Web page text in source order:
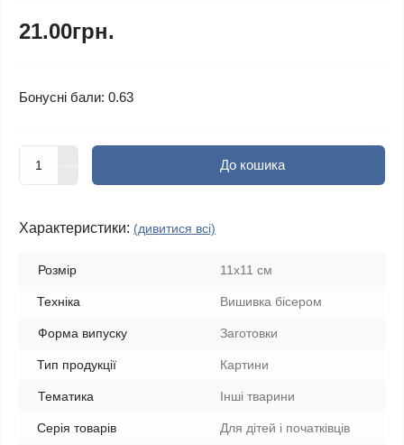
21.00грн.
Бонусні бали: 0.63
До кошика
Характеристики: (дивитися всі)
Розмір 11x11 см
Техніка Вишивка бісером
Форма випуску Заготовки
Тип продукції Картини
Тематика Інші тварини
Серія товарів Для дітей і початківців